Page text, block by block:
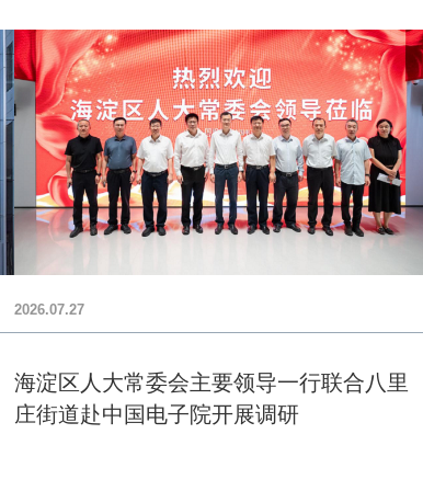
2026.07.27
海淀区人大常委会主要领导一行联合八里
庄街道赴中国电子院开展调研